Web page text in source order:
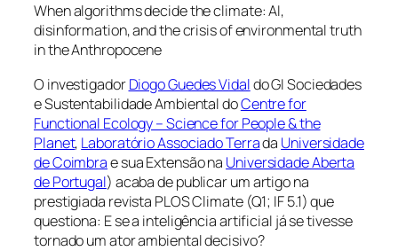
When algorithms decide the climate: AI,
disinformation, and the crisis of environmental truth
in the Anthropocene
O investigadorDiogo Guedes Vidaldo GI Sociedades
e Sustentabilidade Ambiental doCentre for
Functional Ecology – Science for People & the
Planet, Laboratório Associado Terrada Universidade
de Coimbrae sua Extensão na Universidade Aberta
de Portugal) acaba de publicar um artigo na
prestigiada revista PLOS Climate (Q1; IF 5.1) que
questiona: E se a inteligência artificial já se tivesse
tornado um ator ambiental decisivo?